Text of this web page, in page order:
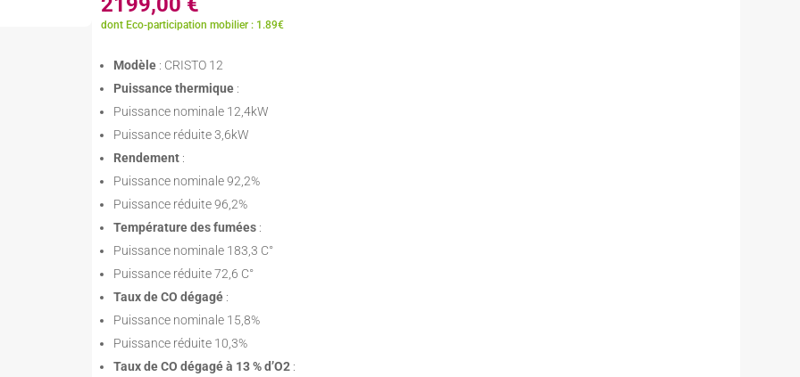
dont Eco-participation mobilier : 1.89€
Modèle : CRISTO 12
Puissance thermique :
Puissance nominale 12,4kW
Puissance réduite 3,6kW
Rendement :
Puissance nominale 92,2%
Puissance réduite 96,2%
Température des fumées :
Puissance nominale 183,3 C°
Puissance réduite 72,6 C°
Taux de CO dégagé :
Puissance nominale 15,8%
Puissance réduite 10,3%
Taux de CO dégagé à 13 % d’O2 :